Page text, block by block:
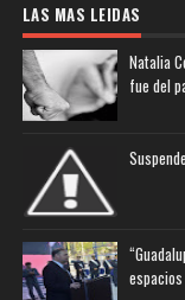
LAS MAS LEIDAS
Natalia
fue del